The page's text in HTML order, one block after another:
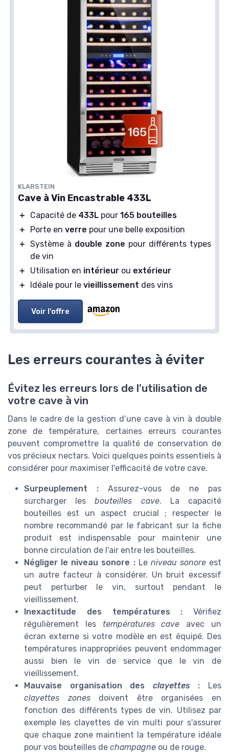
KLARSTEIN
Cave à Vin Encastrable 433L
＋ Capacité de 433L pour 165 bouteilles
＋
Porte en verre pour une belle exposition
＋ Système à double zone pour différents types
de vin
＋
Utilisation en intérieur ou extérieur
＋
Idéale pour le vieillissement des vins
Voir l'offre
Les erreurs courantes à éviter
Évitez les erreurs lors de l'utilisation de
votre cave à vin
Dans le cadre de la gestion d’une cave à vin à double
zone de température, certaines erreurs courantes
peuvent compromettre la qualité de conservation de
vos précieux nectars. Voici quelques points essentiels à
considérer pour maximiser l'efficacité de votre cave.
Surpeuplement :Assurez-vous de ne pas
surcharger lesbouteilles cave. La capacité
bouteilles est un aspect crucial ; respecter le
nombre recommandé par le fabricant sur la fiche
produit est indispensable pour maintenir une
bonne circulation de l'air entre les bouteilles.
Négliger le niveau sonore :Le niveau sonoreest
un autre facteur à considérer. Un bruit excessif
peut perturber le vin, surtout pendant le
vieillissement.
Inexactitude des températures : Vérifiez
régulièrement les températures cave avec un
écran externe si votre modèle en est équipé. Des
températures inappropriées peuvent endommager
aussi bien le vin de service que le vin de
vieillissement.
Mauvaise organisation des clayettes : Les
clayettes zonesdoivent être organisées en
fonction des différents types de vin. Utilisez par
exemple les clayettes de vin multi pour s'assurer
que chaque zone maintient la température idéale
pour vos bouteilles de champagne ou de rouge.